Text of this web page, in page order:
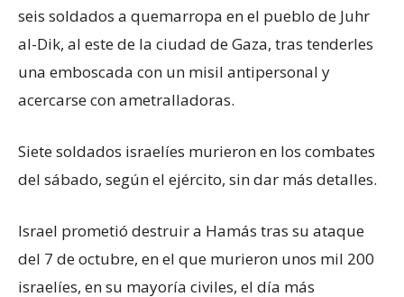
seis soldados a quemarropa en el pueblo de Juhr
al-Dik, al este de la ciudad de Gaza, tras tenderles
una emboscada con un misil antipersonal y
acercarse con ametralladoras.
Siete soldados israelíes murieron en los combates
del sábado, según el ejército, sin dar más detalles.
Israel prometió destruir a Hamás tras su ataque
del 7 de octubre, en el que murieron unos mil 200
israelíes, en su mayoría civiles, el día más